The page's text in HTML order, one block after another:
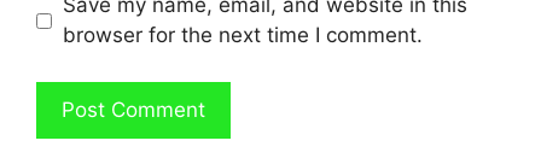
Save my name, email, and website in this
browser for the next time I comment.